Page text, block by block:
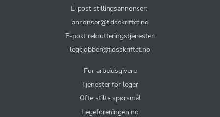
E-post stillingsannonser:
annonser@tidsskriftet.no
E-post rekrutteringstjenester:
legejobber@tidsskriftet.no
For arbeidsgivere
Tjenester for leger
Ofte stilte spørsmål
Legeforeningen.no